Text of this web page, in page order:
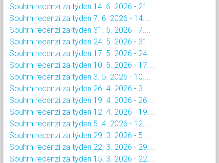
Souhrn recenzí za týden 14. 6. 2026 - 21....
Souhrn recenzí za týden 7. 6. 2026 - 14....
Souhrn recenzí za týden 31. 5. 2026 - 7....
Souhrn recenzí za týden 24. 5. 2026 - 31....
Souhrn recenzí za týden 17. 5. 2026 - 24....
Souhrn recenzí za týden 10. 5. 2026 - 17....
Souhrn recenzí za týden 3. 5. 2026 - 10....
Souhrn recenzí za týden 26. 4. 2026 - 3....
Souhrn recenzí za týden 19. 4. 2026 - 26....
Souhrn recenzí za týden 12. 4. 2026 - 19....
Souhrn recenzí za týden 5. 4. 2026 - 12....
Souhrn recenzí za týden 29. 3. 2026 - 5....
Souhrn recenzí za týden 22. 3. 2026 - 29....
Souhrn recenzí za týden 15. 3. 2026 - 22....